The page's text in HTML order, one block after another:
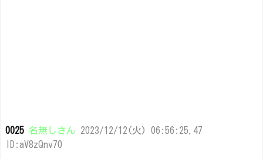
0025 名無しさん 2023/12/12(火) 06:56:25.47
ID:aV8zQnv70